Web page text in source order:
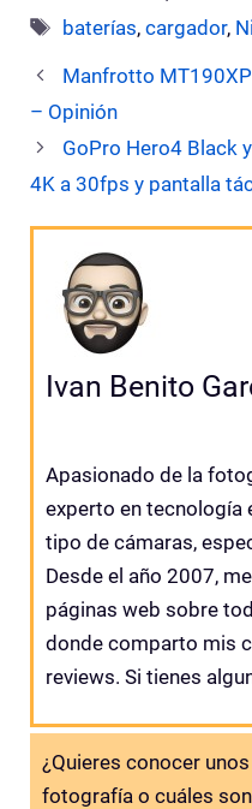
Etiquetas
baterías,cargador,
Manfrotto
– Opinión
GoPro Hero4 Black
4K a 30fps y pantalla
Ivan Benito
Apasionado de la
experto en tecnología
tipo de cámaras,
Desde el año 2007,
páginas web sobre
donde comparto mis
reviews. Si tienes
¿Quieres conocer
fotografía o cuáles